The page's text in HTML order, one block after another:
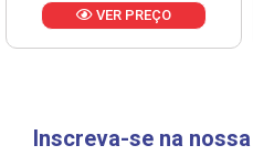
VER PREÇO
Inscreva-se na